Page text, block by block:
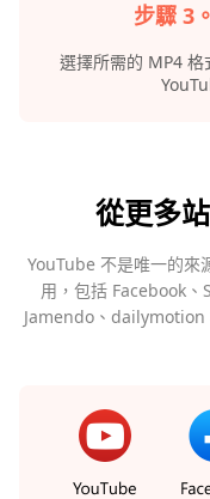
步驟 3
選擇所需的 MP4
從更多
YouTube 不是唯一的來
用，包括 Facebook
Jamendo、dailymotion